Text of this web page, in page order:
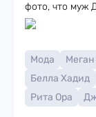
фото, что муж
Мода
Белла Хадид
Рита Ора